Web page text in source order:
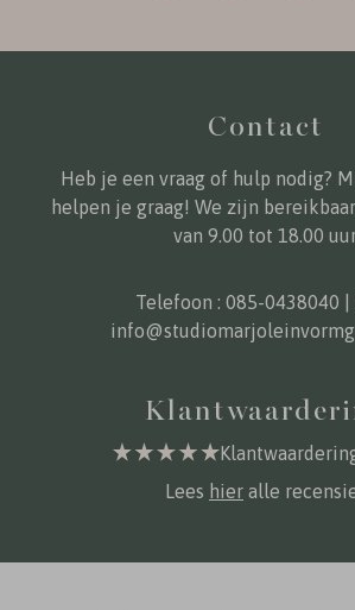
Contact
Heb je een vraag of hulp nodig?
helpen je graag! We zijn
van 9.00 tot 18.00
Telefoon : 085-0438040
Lees hier alle